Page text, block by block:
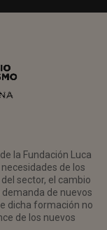
la Fundación Luca
de los
sector, el cambio
de nuevos
dicha formación no
de los nuevos